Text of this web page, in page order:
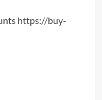
https://buy-